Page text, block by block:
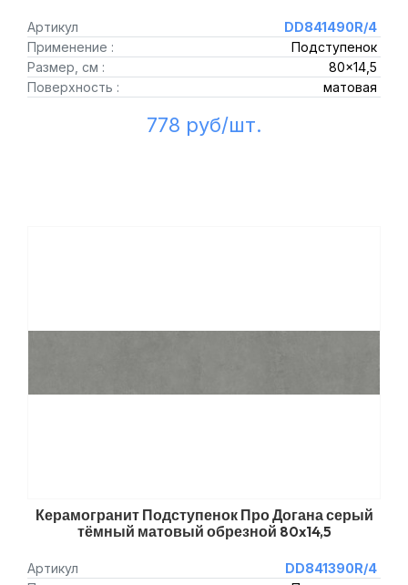
Артикул
DD841490R/4
Применение :
Подступенок
Размер, см :
80x14,5
Поверхность :
матовая
778 руб/шт.
Керамогранит Подступенок Про Догана серый
тёмный матовый обрезной 80x14,5
Артикул
DD841390R/4